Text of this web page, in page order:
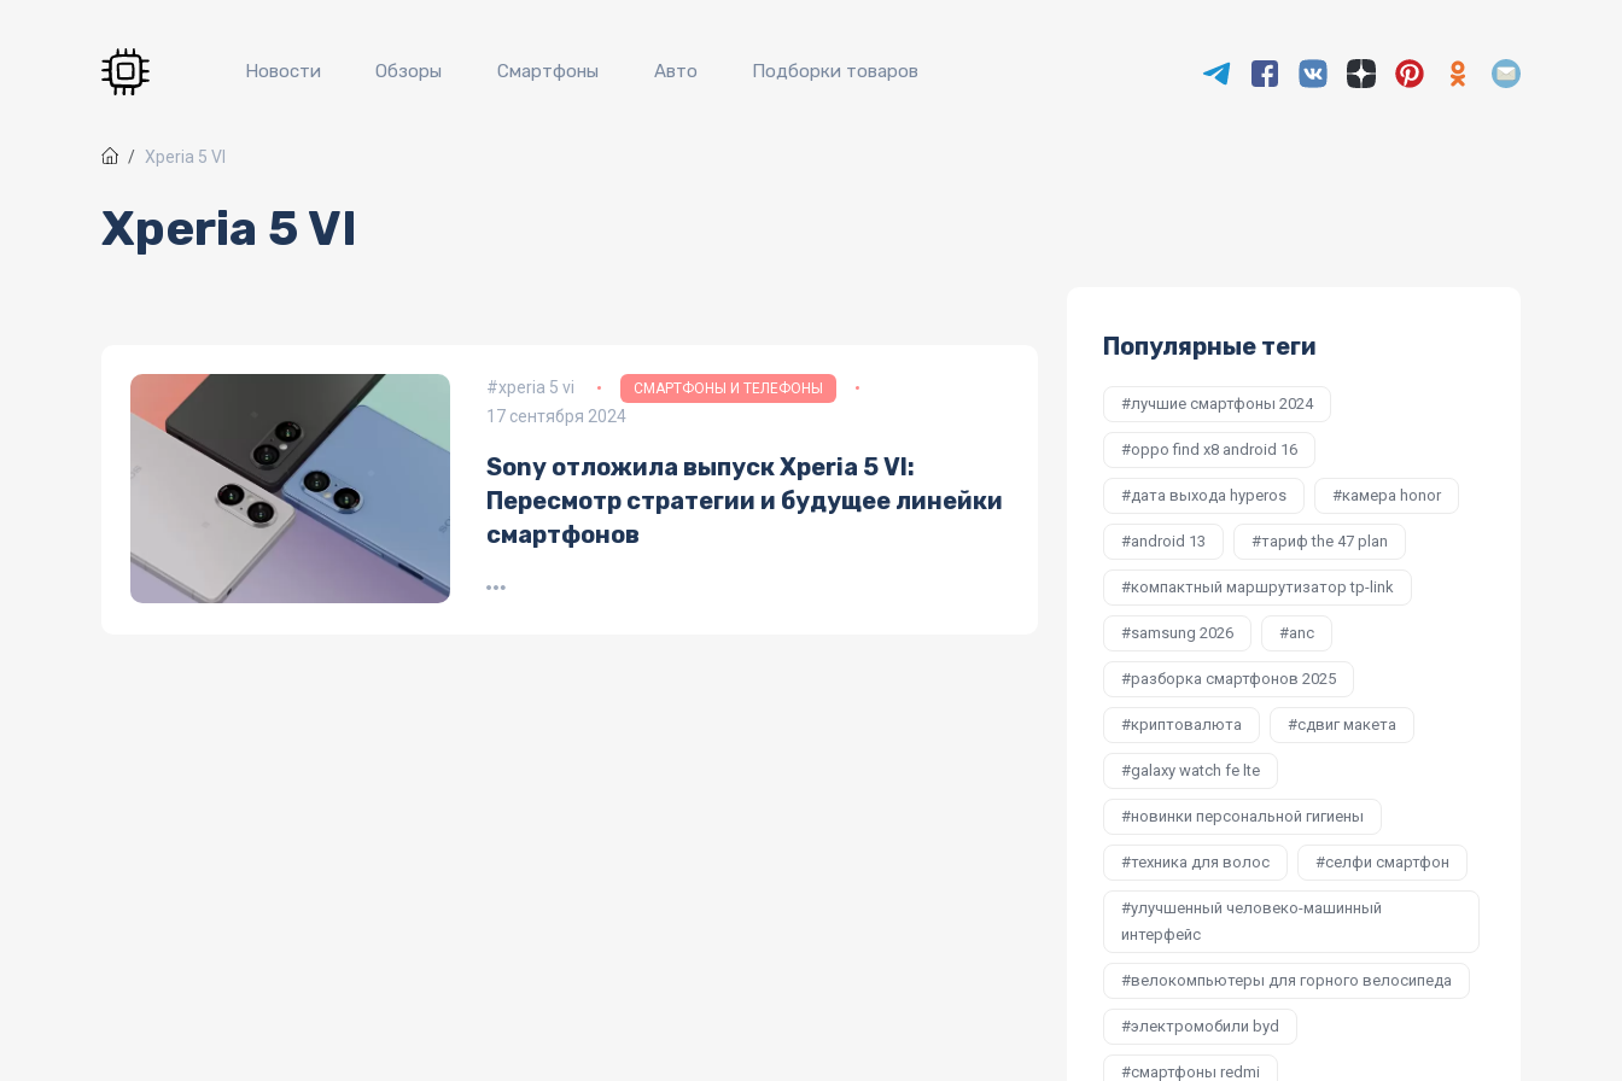
Новости Обзоры Смартфоны Авто Подборки товаров
Xperia 5 VI
Xperia 5 VI
xperia 5 vi СМАРТФОНЫ И ТЕЛЕФОНЫ
17 сентября 2024
Sony отложила выпуск Xperia 5 VI:
Пересмотр стратегии и будущее линейки
смартфонов
Популярные теги
лучшие смартфоны 2024
oppo find x8 android 16
дата выхода hyperos камера honor
android 13 тариф the 47 plan
компактный маршрутизатор tp-link
samsung 2026 anc
разборка смартфонов 2025
криптовалюта сдвиг макета
galaxy watch fe lte
новинки персональной гигиены
техника для волос селфи смартфон
улучшенный человеко-машинный
интерфейс
велокомпьютеры для горного велосипеда
электромобили byd
смартфоны redmi